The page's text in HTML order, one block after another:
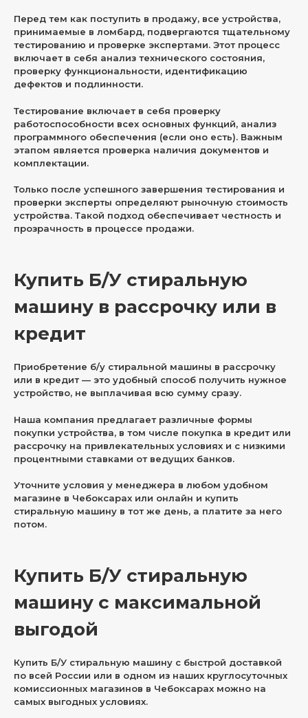
Перед тем как поступить в продажу, все устройства,
принимаемые в ломбард, подвергаются тщательному
тестированию и проверке экспертами. Этот процесс
включает в себя анализ технического состояния,
проверку функциональности, идентификацию
дефектов и подлинности.
Тестирование включает в себя проверку
работоспособности всех основных функций, анализ
программного обеспечения (если оно есть). Важным
этапом является проверка наличия документов и
комплектации.
Только после успешного завершения тестирования и
проверки эксперты определяют рыночную стоимость
устройства. Такой подход обеспечивает честность и
прозрачность в процессе продажи.
Купить Б/У стиральную
машину в рассрочку или в
кредит
Приобретение б/у стиральной машины в рассрочку
или в кредит — это удобный способ получить нужное
устройство, не выплачивая всю сумму сразу.
Наша компания предлагает различные формы
покупки устройства, в том числе покупка в кредит или
рассрочку на привлекательных условиях и с низкими
процентными ставками от ведущих банков.
Уточните условия у менеджера в любом удобном
магазине в Чебоксарах или онлайн и купить
стиральную машину в тот же день, а платите за него
потом.
Купить Б/У стиральную
машину с максимальной
выгодой
Купить Б/У стиральную машину с быстрой доставкой
по всей России или в одном из наших круглосуточных
комиссионных магазинов в Чебоксарах можно на
самых выгодных условиях.